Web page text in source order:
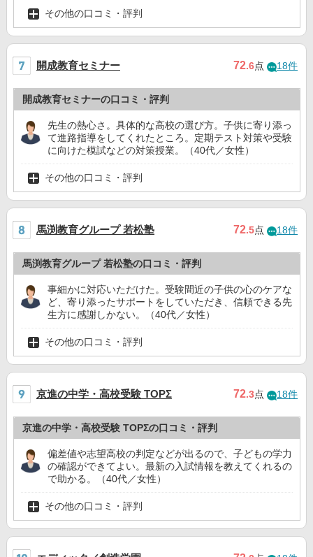
その他の口コミ・評判
開成教育セミナー 72.6点 18件
開成教育セミナーの口コミ・評判
先生の熱心さ。具体的な高校の選び方。子供に寄り添っ
て進路指導をしてくれたところ。定期テスト対策や受験
に向けた模試などの対策授業。（40代／女性）
その他の口コミ・評判
馬渕教育グループ 若松塾 72.5点 18件
馬渕教育グループ 若松塾の口コミ・評判
事細かに対応いただけた。受験間近の子供の心のケアな
ど、寄り添ったサポートをしていただき、信頼できる先
生方に感謝しかない。（40代／女性）
その他の口コミ・評判
京進の中学・高校受験 TOPΣ 72.3点 18件
京進の中学・高校受験 TOPΣの口コミ・評判
偏差値や志望高校の判定などが出るので、子どもの学力
の確認ができてよい。最新の入試情報を教えてくれるの
で助かる。（40代／女性）
その他の口コミ・評判